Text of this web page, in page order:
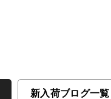
新入荷ブログ一覧